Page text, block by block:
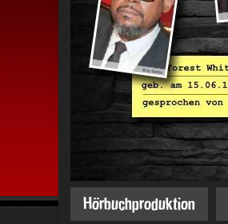
Hörbuchproduktion